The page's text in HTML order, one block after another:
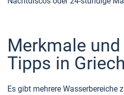
Merkmale und
Tipps in
Es gibt mehrere Wasserbereiche